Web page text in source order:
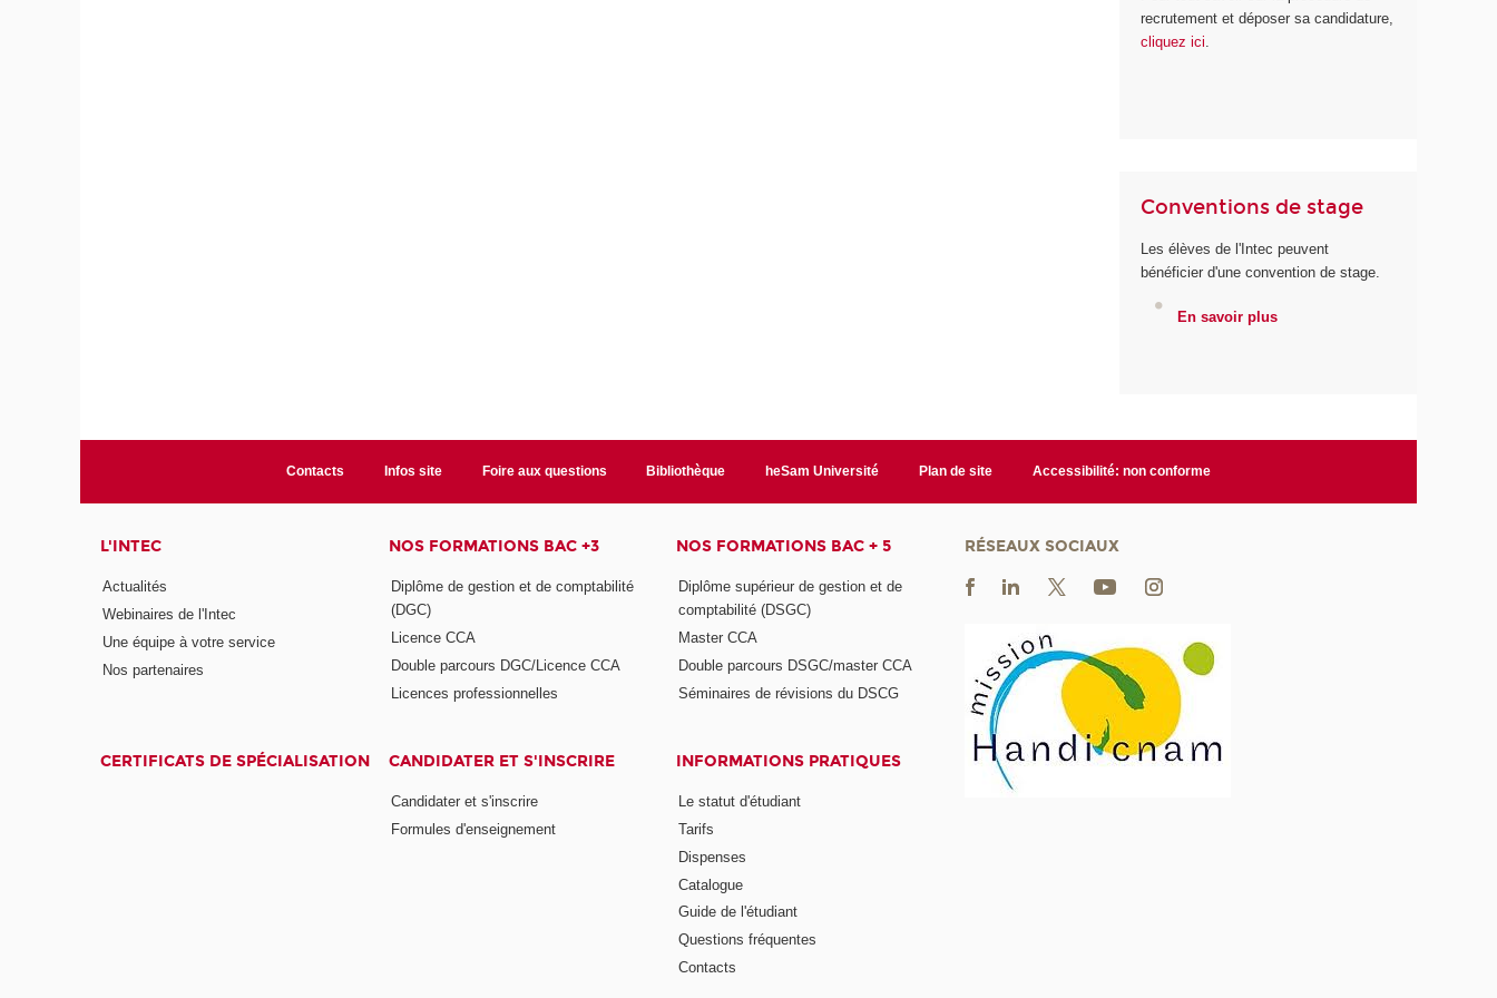
recrutement et déposer sa candidature,
cliquez ici
Conventions de stage
Les élèves de l'Intec peuvent
bénéficier d'une convention de stage.
En savoir plus
Contacts Infos site Foire aux questions Bibliothèque heSam Université Plan de site Accessibilité: non conforme
L'INTEC
Actualités
Webinaires de l'Intec
Une équipe à votre service
Nos partenaires
NOS FORMATIONS BAC +3
Diplôme de gestion et de comptabilité
(DGC)
Licence CCA
Double parcours DGC/Licence CCA
Licences professionnelles
NOS FORMATIONS BAC + 5
Diplôme supérieur de gestion et de
comptabilité (DSGC)
Master CCA
Double parcours DSGC/master CCA
Séminaires de révisions du DSCG
CERTIFICATS DE SPÉCIALISATION CANDIDATER ET S'INSCRIRE
Candidater et s'inscrire
Formules d'enseignement
INFORMATIONS PRATIQUES
Le statut d'étudiant
Tarifs
Dispenses
Catalogue
Guide de l'étudiant
Questions fréquentes
Contacts
RÉSEAUX SOCIAUX